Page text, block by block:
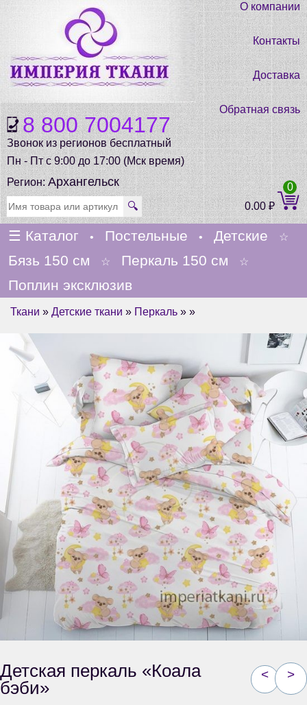
8 800 7004177
Звонок из регионов бесплатный
Пн - Пт с 9:00 до 17:00 (Мск время)
О компании
Контакты
Доставка
Обратная связь
Регион:Архангельск
🔍 0.00₽
0
☰ Каталог • Постельные • Детские ☆
Бязь 150 см ☆ Перкаль 150 см ☆
Поплин эксклюзив
Ткани » Детские ткани » Перкаль » »
< >
Детская перкаль «Коала
бэби»